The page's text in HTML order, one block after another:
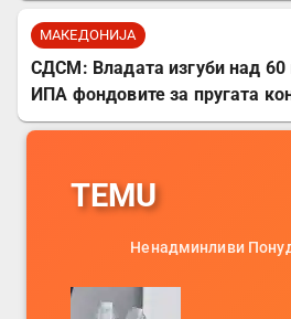
МАКЕДОНИЈА
СДСМ: Владата изгуби над 60
ИПА фондовите за пругата
TEMU
Ненадминливи